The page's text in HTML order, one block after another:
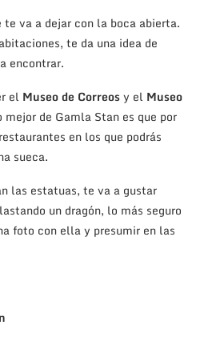
va a dejar con la boca abierta.
te da una idea de
encontrar.
el Museo de Correosy el Museo
mejor de Gamla Stan es que por
en los que podrás
sueca.
las estatuas, te va a gustar
un dragón, lo más seguro
foto con ella y presumir en las